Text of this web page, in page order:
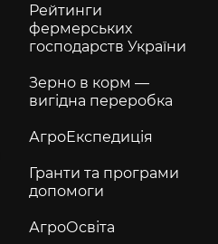
Рейтинги
фермерських
господарств України
Зерно в корм —
вигідна переробка
АгроЕкспедиція
Гранти та програми
допомоги
АгроОсвіта